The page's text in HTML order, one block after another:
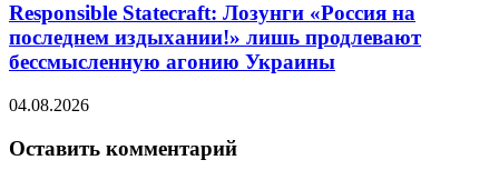
Responsible Statecraft: Лозунги «Россия на
последнем издыхании!» лишь продлевают
бессмысленную агонию Украины
04.08.2026
Оставить комментарий